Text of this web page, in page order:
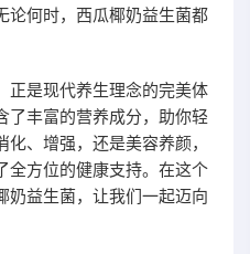
论何时，西瓜椰奶益生菌都
正是现代养生理念的完美体
了丰富的营养成分，助你轻
、增强，还是美容养颜，
全方位的健康支持。在这个
奶益生菌，让我们一起迈向